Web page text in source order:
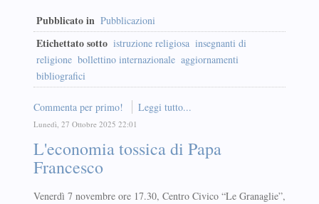
Pubblicato in Pubblicazioni
Etichettato sotto istruzione religiosa insegnanti di
religione bollettino internazionale aggiornamenti
bibliografici
Commenta per primo! Leggi tutto...
Lunedì, 27 Ottobre 2025 22:01
L'economia tossica di Papa
Francesco
Venerdì 7 novembre ore 17.30, Centro Civico “Le Granaglie”,